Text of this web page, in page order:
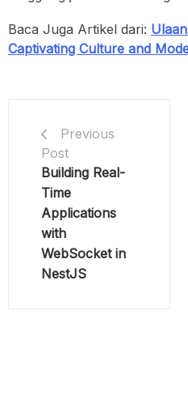
Baca Juga Artikel dari:
Captivating Culture and
Previous
Post
Building Real-
Time
Applications
with
WebSocket in
NestJS